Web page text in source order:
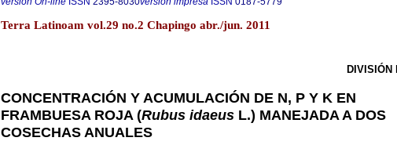
Terra Latinoam vol.29 no.2 Chapingo abr./jun. 2011
DIVISIÓN II
CONCENTRACIÓN Y ACUMULACIÓN DE N, P Y K EN
FRAMBUESA ROJA (Rubus idaeus L.) MANEJADA A DOS
COSECHAS ANUALES